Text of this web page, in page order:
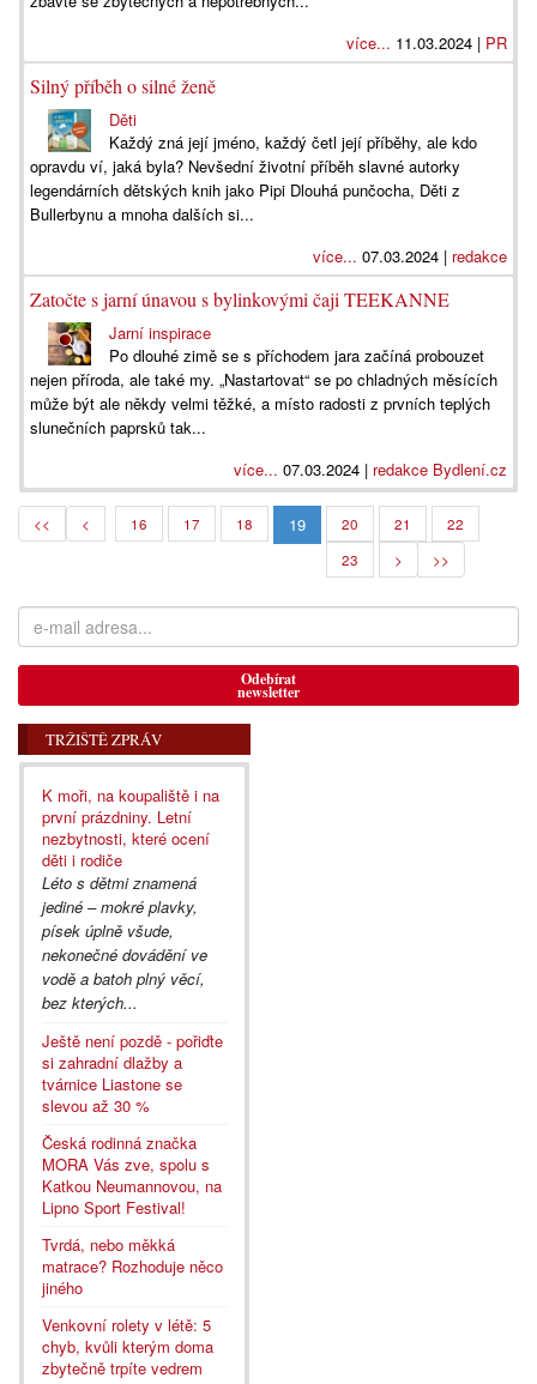
více... 11.03.2024 | PR
Silný příběh o silné ženě
Děti
Každý zná její jméno, každý četl její příběhy, ale kdo
opravdu ví, jaká byla? Nevšední životní příběh slavné autorky
legendárních dětských knih jako Pipi Dlouhá punčocha, Děti z
Bullerbynu a mnoha dalších si...
více... 07.03.2024 | redakce
Zatočte s jarní únavou s bylinkovými čaji TEEKANNE
Jarní inspirace
Po dlouhé zimě se s příchodem jara začíná probouzet
nejen příroda, ale také my. „Nastartovat“ se po chladných měsících
může být ale někdy velmi těžké, a místo radosti z prvních teplých
slunečních paprsků tak...
více... 07.03.2024 | redakce Bydlení.cz
<< < 16 17 18 19 20 21
22
23
> >>
Odebírat
newsletter
TRŽIŠTĚ ZPRÁV
K moři, na koupaliště i na
první prázdniny. Letní
nezbytnosti, které ocení
děti i rodiče
Léto s dětmi znamená
jediné – mokré plavky,
písek úplně všude,
nekonečné dovádění ve
vodě a batoh plný věcí,
bez kterých...
Ještě není pozdě - pořiďte
si zahradní dlažby a
tvárnice Liastone se
slevou až 30 %
Česká rodinná značka
MORA Vás zve, spolu s
Katkou Neumannovou, na
Lipno Sport Festival!
Tvrdá, nebo měkká
matrace? Rozhoduje něco
jiného
Venkovní rolety v létě: 5
chyb, kvůli kterým doma
zbytečně trpíte vedrem